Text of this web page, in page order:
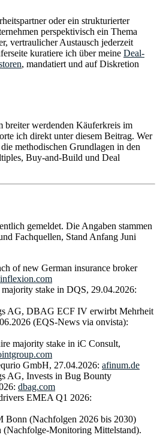
oder ein strukturierter
perspektivisch ein Thema
vertraulicher Austausch jederzeit
kuratiere ich über meine Deal-
, mandatiert und auf Diskretion
breiter werdenden Käuferkreis im
ich direkt unter diesem Beitrag. Wer
methodischen Grundlagen in den
Buy-and-Build und Deal
gemeldet. Die Angaben stammen
Fachquellen, Stand Anfang Juni
of new German insurance broker
inflexion.com
stake in DQS, 29.04.2026:
AG, DBAG ECF IV erwirbt Mehrheit
(EQS-News via onvista):
majority stake in iC Consult,
GmbH, 27.04.2026: afinum.de
AG, Invests in Bug Bounty
dbag.com
EMEA Q1 2026:
Bonn (Nachfolgen 2026 bis 2030)
(Nachfolge-Monitoring Mittelstand).